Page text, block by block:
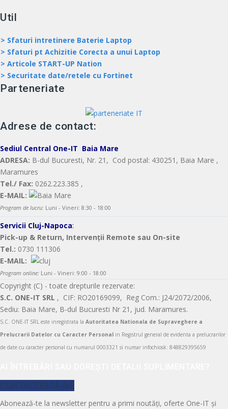
Util
> Sfaturi intretinere Baterie Laptop
> Sfaturi pt Achizitie Corecta a unui Laptop
> Articole START-UP Nation
> Securitate date/retele cu Fortinet
Parteneriate
Adrese de contact:
Sediul Central One-IT Baia Mare
ADRESA: B-dul Bucuresti, Nr. 21, Cod postal: 430251, Baia Mare ,
Maramures
Tel./ Fax: 0262.223.385 ,
E-MAIL:
Program de lucru: Luni - Vineri: 8:30 - 18:00
Servicii Cluj-Napoca:
Pick-up & Return, Intervenții Remote sau On-site
Tel.: 0730 111306
E-MAIL:
Program online: Luni - Vineri: 9:00 - 18:00
Copyright (C) - toate drepturile rezervate:
S.C. ONE-IT SRL , CIF: RO20169099, Reg Com.: J24/2072/2006,
Sediu: Baia Mare, B-dul Bucuresti Nr 21, jud. Maramures.
S.C. ONE-IT SRL este inregistrata la Autoritatea Nationala de Supraveghere a
Prelucrarii Datelor cu Caracter Personal in Registrul general de evidenta a prelucrarilor
de date cu caracter personal cu numarul 0003321 si numar infochiosk: 848829395659
CONTACTEAZĂ-NE
Abonează-te la newsletter pentru a primi noutăți, oferte One-IT și